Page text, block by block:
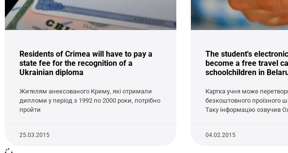
Residents of Crimea will have to pay a
state fee for the recognition of a
Ukrainian diploma
Жителям анексованого Криму, які отримали
дипломи у період з 1992 по 2000 роки, потрібно
пройти
25.03.2015
The student's
become a free travel
schoolchildren in
Картка учня може
безкоштовного проїзного
Таку інформацію озвучив
04.02.2015